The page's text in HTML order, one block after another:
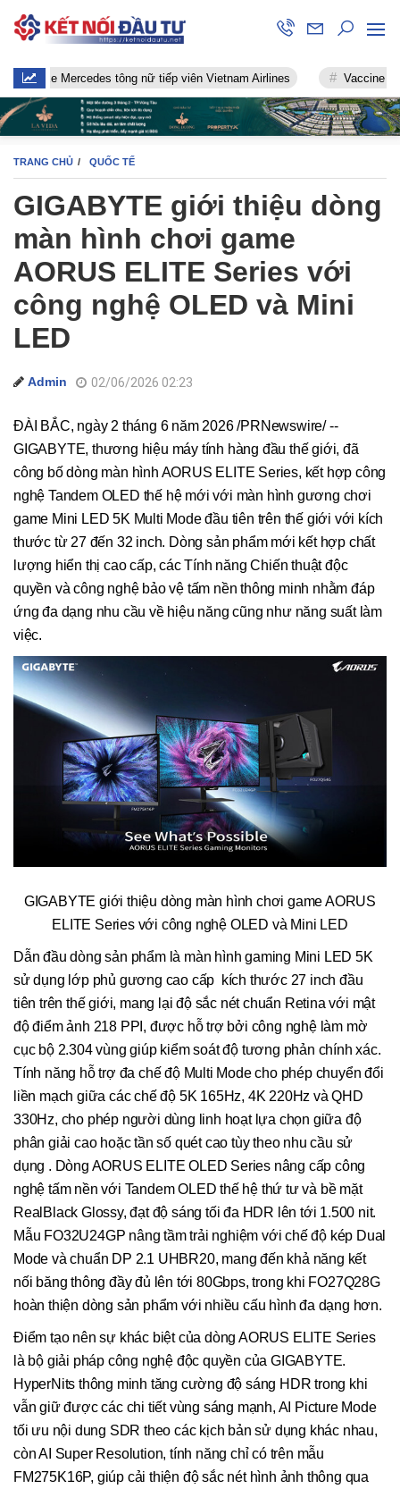
Mercedes tông nữ tiếp viên Vietnam Airlines Vaccine chống
TRANG CHỦ QUỐC TẾ
GIGABYTE giới thiệu dòng
màn hình chơi game
AORUS ELITE Series với
công nghệ OLED và Mini
LED
Admin 02/06/2026 02:23
ĐÀI BẮC, ngày 2 tháng 6 năm 2026 /PRNewswire/ --
GIGABYTE, thương hiệu máy tính hàng đầu thế giới, đã
công bố dòng màn hình AORUS ELITE Series, kết hợp công
nghệ Tandem OLED thế hệ mới với màn hình gương chơi
game Mini LED 5K Multi Mode đầu tiên trên thế giới với kích
thước từ 27 đến 32 inch. Dòng sản phẩm mới kết hợp chất
lượng hiển thị cao cấp, các Tính năng Chiến thuật độc
quyền và công nghệ bảo vệ tấm nền thông minh nhằm đáp
ứng đa dạng nhu cầu về hiệu năng cũng như năng suất làm
việc.
GIGABYTE giới thiệu dòng màn hình chơi game AORUS
ELITE Series với công nghệ OLED và Mini LED
Dẫn đầu dòng sản phẩm là màn hình gaming Mini LED 5K
sử dụng lớp phủ gương cao cấp kích thước 27 inch đầu
tiên trên thế giới, mang lại độ sắc nét chuẩn Retina với mật
độ điểm ảnh 218 PPI, được hỗ trợ bởi công nghệ làm mờ
cục bộ 2.304 vùng giúp kiểm soát độ tương phản chính xác.
Tính năng hỗ trợ đa chế độ Multi Mode cho phép chuyển đổi
liền mạch giữa các chế độ 5K 165Hz, 4K 220Hz và QHD
330Hz, cho phép người dùng linh hoạt lựa chọn giữa độ
phân giải cao hoặc tần số quét cao tùy theo nhu cầu sử
dụng . Dòng AORUS ELITE OLED Series nâng cấp công
nghệ tấm nền với Tandem OLED thế hệ thứ tư và bề mặt
RealBlack Glossy, đạt độ sáng tối đa HDR lên tới 1.500 nit.
Mẫu FO32U24GP nâng tầm trải nghiệm với chế độ kép Dual
Mode và chuẩn DP 2.1 UHBR20, mang đến khả năng kết
nối băng thông đầy đủ lên tới 80Gbps, trong khi FO27Q28G
hoàn thiện dòng sản phẩm với nhiều cấu hình đa dạng hơn.
Điểm tạo nên sự khác biệt của dòng AORUS ELITE Series
là bộ giải pháp công nghệ độc quyền của GIGABYTE.
HyperNits thông minh tăng cường độ sáng HDR trong khi
vẫn giữ được các chi tiết vùng sáng mạnh, AI Picture Mode
tối ưu nội dung SDR theo các kịch bản sử dụng khác nhau,
còn AI Super Resolution, tính năng chỉ có trên mẫu
FM275K16P, giúp cải thiện độ sắc nét hình ảnh thông qua